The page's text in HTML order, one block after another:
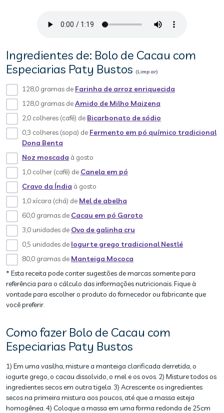
Ingredientes de: Bolo de Cacau com
Especiarias Paty Bustos (Limpar)
128,0 gramas de Farinha de arroz enriquecida
128,0 gramas deAmido de Milho Maizena
2,0 colheres (café) de Bicarbonato de sódio
0,3 colheres (sopa) de Fermento em pó químico tradicional
Dona Benta
Noz moscada à gosto
1,0 colher (café) de Canela em pó
Cravo da Índia à gosto
1,0 xícara (chá) de Mel de abelha
60,0 gramas de Cacau em pó Garoto
3,0 unidades de Ovo de galinha cru
0,5 unidades de Iogurte grego tradicional Nestlé
80,0 gramas de Manteiga Mococa
* Esta receita pode conter sugestões de marcas somente para
referência para o cálculo das informações nutricionais. Fique à
vontade para escolher o produto do fornecedor ou fabricante que
você preferir.
Como fazer Bolo de Cacau com
Especiarias Paty Bustos
1) Em uma vasilha, misture a manteiga clarificada derretida, o
iogurte grego, o cacau dissolvido, o mel e os ovos. 2) Misture todos os
ingredientes secos em outra tigela. 3) Acrescente os ingredientes
secos na primeira mistura aos poucos, até que a massa esteja
homogênea. 4) Coloque a massa em uma forma redonda de 25cm